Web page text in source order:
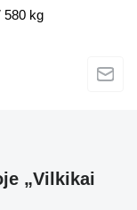
580 kg
„Vilkikai